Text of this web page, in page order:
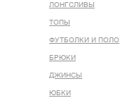
ЛОНГСЛИВЫ
ТОПЫ
ФУТБОЛКИ И ПОЛО
БРЮКИ
ДЖИНСЫ
ЮБКИ